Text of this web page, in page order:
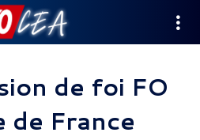
de foi FO
de France